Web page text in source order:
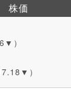
株価
）
）